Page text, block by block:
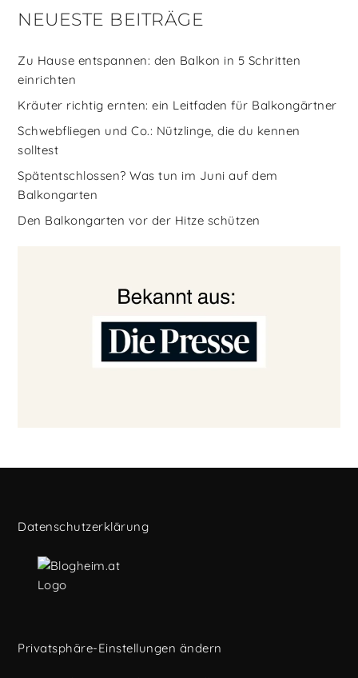
NEUESTE BEITRÄGE
Zu Hause entspannen: den Balkon in 5 Schritten
einrichten
Kräuter richtig ernten: ein Leitfaden für Balkongärtner
Schwebfliegen und Co.: Nützlinge, die du kennen
solltest
Spätentschlossen? Was tun im Juni auf dem
Balkongarten
Den Balkongarten vor der Hitze schützen
Datenschutzerklärung
Privatsphäre-Einstellungen ändern